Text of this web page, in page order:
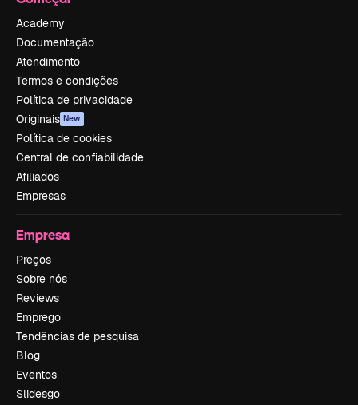
Academy
Documentação
Atendimento
Termos e condições
Política de privacidade
Originais New
Política de cookies
Central de confiabilidade
Afiliados
Empresas
Empresa
Preços
Sobre nós
Reviews
Emprego
Tendências de pesquisa
Blog
Eventos
Slidesgo